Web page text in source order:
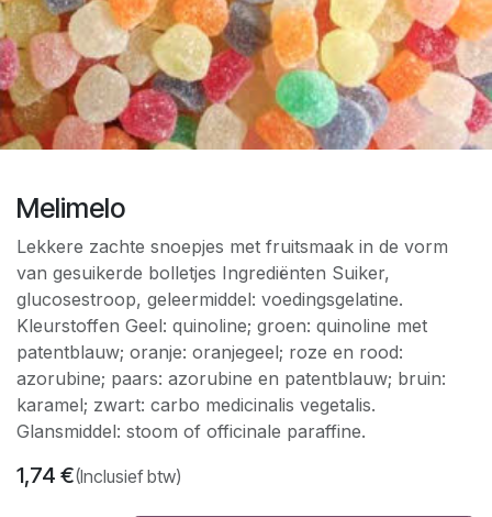
Melimelo
Lekkere zachte snoepjes met fruitsmaak in de vorm
van gesuikerde bolletjes Ingrediënten Suiker,
glucosestroop, geleermiddel: voedingsgelatine.
Kleurstoffen Geel: quinoline; groen: quinoline met
patentblauw; oranje: oranjegeel; roze en rood:
azorubine; paars: azorubine en patentblauw; bruin:
karamel; zwart: carbo medicinalis vegetalis.
Glansmiddel: stoom of officinale paraffine.
1,74 €(Inclusief btw)